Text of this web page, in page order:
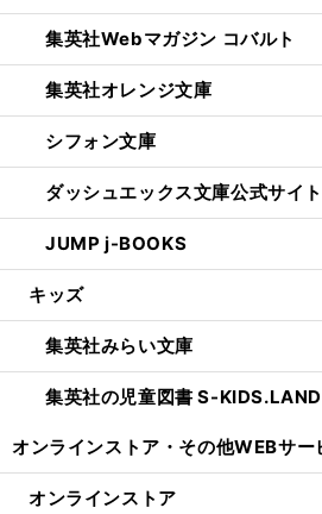
集英社Webマガジン コバルト
集英社オレンジ文庫
シフォン文庫
ダッシュエックス文庫公式サイト
JUMP j-BOOKS
キッズ
集英社みらい文庫
集英社の児童図書 S-KIDS.LAND
オンラインストア・ その他WEBサー
オンラインストア